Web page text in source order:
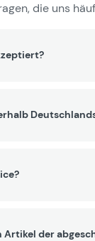
die uns
der